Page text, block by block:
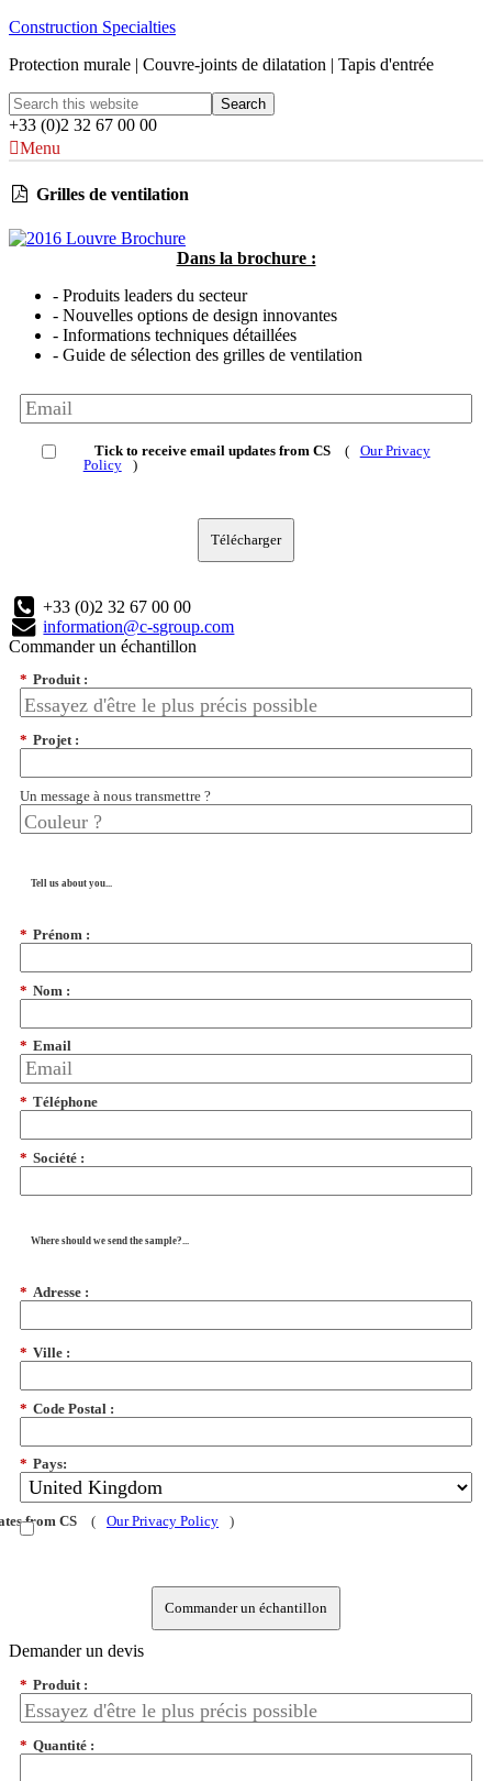
Construction Specialties
Protection murale | Couvre-joints de dilatation | Tapis d'entrée
+33 (0)2 32 67 00 00
Menu
Grilles de ventilation
Dans la brochure :
- Produits leaders du secteur
- Nouvelles options de design innovantes
- Informations techniques détaillées
- Guide de sélection des grilles de ventilation
Tick to receive email updates from CS (
Our Privacy
Policy
)
Télécharger
+33 (0)2 32 67 00 00
information@c-sgroup.com
Commander un échantillon
* Produit :
* Projet :
Un message à nous transmettre ?
Tell us about you...
* Prénom :
* Nom :
* Email
* Téléphone
* Société :
Where should we send the sample?...
* Adresse :
* Ville :
* Code Postal :
* Pays:
from CS ( Our Privacy Policy )
Commander un échantillon
Demander un devis
* Produit :
* Quantité :